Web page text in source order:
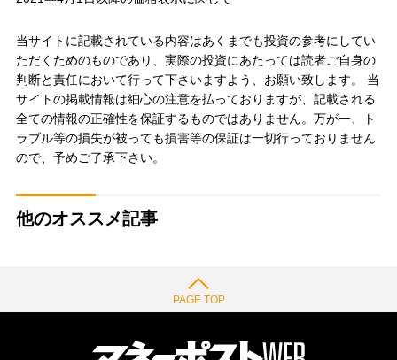
当サイトに記載されている内容はあくまでも投資の参考にしてい
ただくためのものであり、実際の投資にあたっては読者ご自身の
判断と責任において行って下さいますよう、お願い致します。 当
サイトの掲載情報は細心の注意を払っておりますが、記載される
全ての情報の正確性を保証するものではありません。万が一、ト
ラブル等の損失が被っても損害等の保証は一切行っておりません
ので、予めご了承下さい。
他のオススメ記事
PAGE TOP